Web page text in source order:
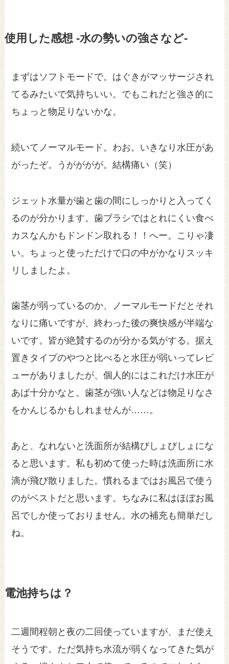
使用した感想 -水の勢いの強さなど-
まずはソフトモードで。はぐきがマッサージされ
てるみたいで気持ちいい。でもこれだと強さ的に
ちょっと物足りないかな。
続いてノーマルモード。わお。いきなり水圧があ
がったぞ。うがががが。結構痛い（笑）
ジェット水量が歯と歯の間にしっかりと入ってく
るのが分かります。歯ブラシではとれにくい食べ
カスなんかもドンドン取れる！！へー。こりゃ凄
い。ちょっと使っただけで口の中がかなりスッキ
リしましたよ。
歯茎が弱っているのか、ノーマルモードだとそれ
なりに痛いですが、終わった後の爽快感が半端な
いです。皆が絶賛するのが分かる気がする。据え
置きタイプのやつと比べると水圧が弱いってレビ
ューがありましたが、個人的にはこれだけ水圧が
あば十分かなと。歯茎が強い人などは物足りなさ
をかんじるかもしれませんが……。
あと、なれないと洗面所が結構びしょびしょにな
ると思います。私も初めて使った時は洗面所に水
滴が飛び散りました。慣れるまではお風呂で使う
のがベストだと思います。ちなみに私はほぼお風
呂でしか使っておりません。水の補充も簡単だし
ね。
電池持ちは？
二週間程朝と夜の二回使っていますが、まだ使え
そうです。ただ気持ち水流が弱くなってきた気が